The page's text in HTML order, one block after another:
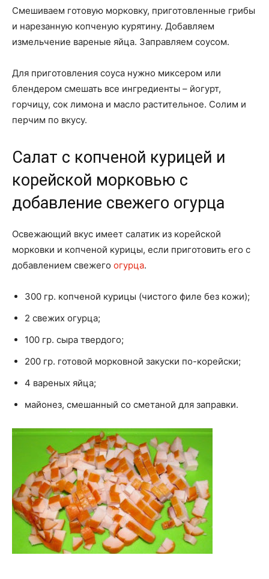
Смешиваем готовую морковку, приготовленные грибы
и нарезанную копченую курятину. Добавляем
измельчение вареные яйца. Заправляем соусом.
Для приготовления соуса нужно миксером или
блендером смешать все ингредиенты – йогурт,
горчицу, сок лимона и масло растительное. Солим и
перчим по вкусу.
Салат с копченой курицей и
корейской морковью с
добавление свежего огурца
Освежающий вкус имеет салатик из корейской
морковки и копченой курицы, если приготовить его с
добавлением свежего огурца.
300 гр. копченой курицы (чистого филе без кожи);
2 свежих огурца;
100 гр. сыра твердого;
200 гр. готовой морковной закуски по-корейски;
4 вареных яйца;
майонез, смешанный со сметаной для заправки.